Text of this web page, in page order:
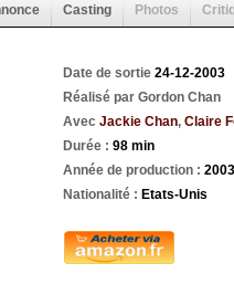
Casting Photos
Date de sortie 24-12-2003
Réalisé par Gordon Chan
Avec Jackie Chan, Claire
Durée : 98 min
Année de production : 2003
Nationalité : Etats-Unis